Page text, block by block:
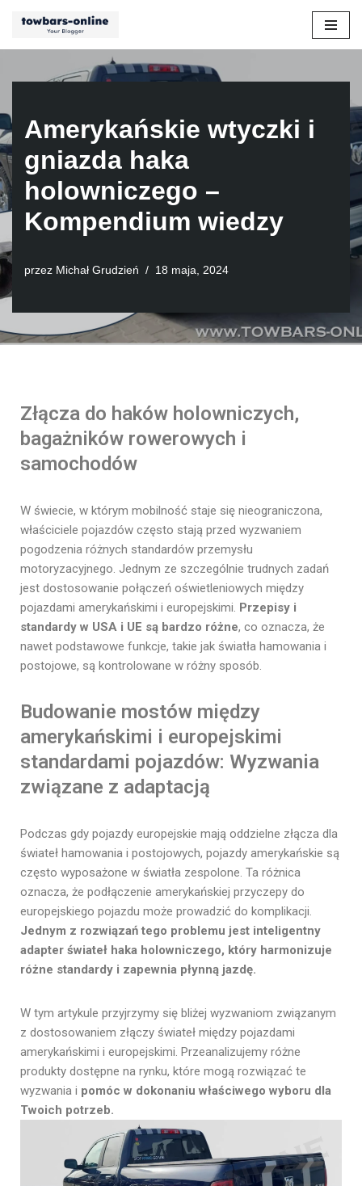
treści
Amerykańskie wtyczki i
gniazda haka
holowniczego –
Kompendium wiedzy
przez Michał Grudzień 18 maja, 2024
Złącza do haków holowniczych,
bagażników rowerowych i
samochodów
W świecie, w którym mobilność staje się nieograniczona,
właściciele pojazdów często stają przed wyzwaniem
pogodzenia różnych standardów przemysłu
motoryzacyjnego. Jednym ze szczególnie trudnych zadań
jest dostosowanie połączeń oświetleniowych między
pojazdami amerykańskimi i europejskimi. Przepisy i
standardy w USA i UE są bardzo różne, co oznacza, że
nawet podstawowe funkcje, takie jak światła hamowania i
postojowe, są kontrolowane w różny sposób.
Budowanie mostów między
amerykańskimi i europejskimi
standardami pojazdów: Wyzwania
związane z adaptacją
Podczas gdy pojazdy europejskie mają oddzielne złącza dla
świateł hamowania i postojowych, pojazdy amerykańskie są
często wyposażone w światła zespolone. Ta różnica
oznacza, że podłączenie amerykańskiej przyczepy do
europejskiego pojazdu może prowadzić do komplikacji.
Jednym z rozwiązań tego problemu jest inteligentny
adapter świateł haka holowniczego, który harmonizuje
różne standardy i zapewnia płynną jazdę.
W tym artykule przyjrzymy się bliżej wyzwaniom związanym
z dostosowaniem złączy świateł między pojazdami
amerykańskimi i europejskimi. Przeanalizujemy różne
produkty dostępne na rynku, które mogą rozwiązać te
wyzwania i pomóc w dokonaniu właściwego wyboru dla
Twoich potrzeb.